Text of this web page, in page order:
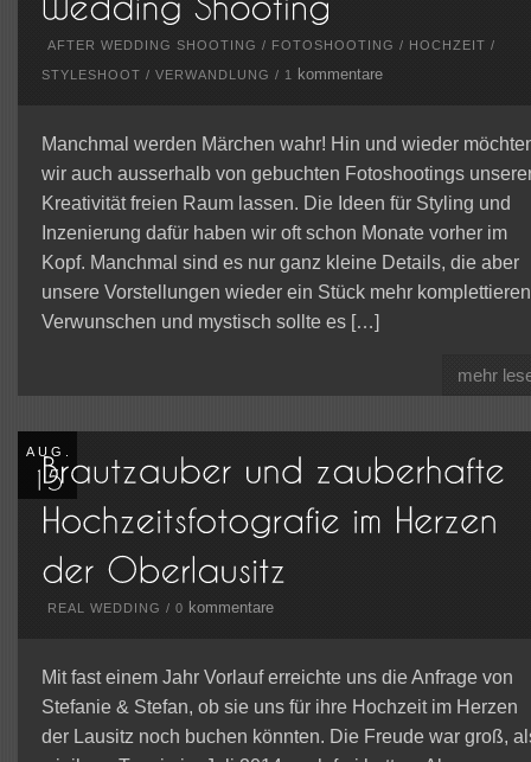
AFTER WEDDING SHOOTING / FOTOSHOOTING / HOCHZEIT /
STYLESHOOT / VERWANDLUNG / 1 kommentare
Manchmal werden Märchen wahr! Hin und wieder
wir auch ausserhalb von gebuchten Fotoshootings
Kreativität freien Raum lassen. Die Ideen für Styling und
Inzenierung dafür haben wir oft schon Monate vorher im
Kopf. Manchmal sind es nur ganz kleine Details, die aber
unsere Vorstellungen wieder ein Stück mehr
Verwunschen und mystisch sollte es […]
mehr
AUG.
REAL WEDDING / 0 kommentare
Mit fast einem Jahr Vorlauf erreichte uns die Anfrage von
Stefanie & Stefan, ob sie uns für ihre Hochzeit im Herzen
der Lausitz noch buchen könnten. Die Freude war groß,